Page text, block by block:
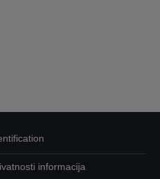
informacija